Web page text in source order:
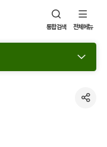
통합검색 전체메뉴
SNS